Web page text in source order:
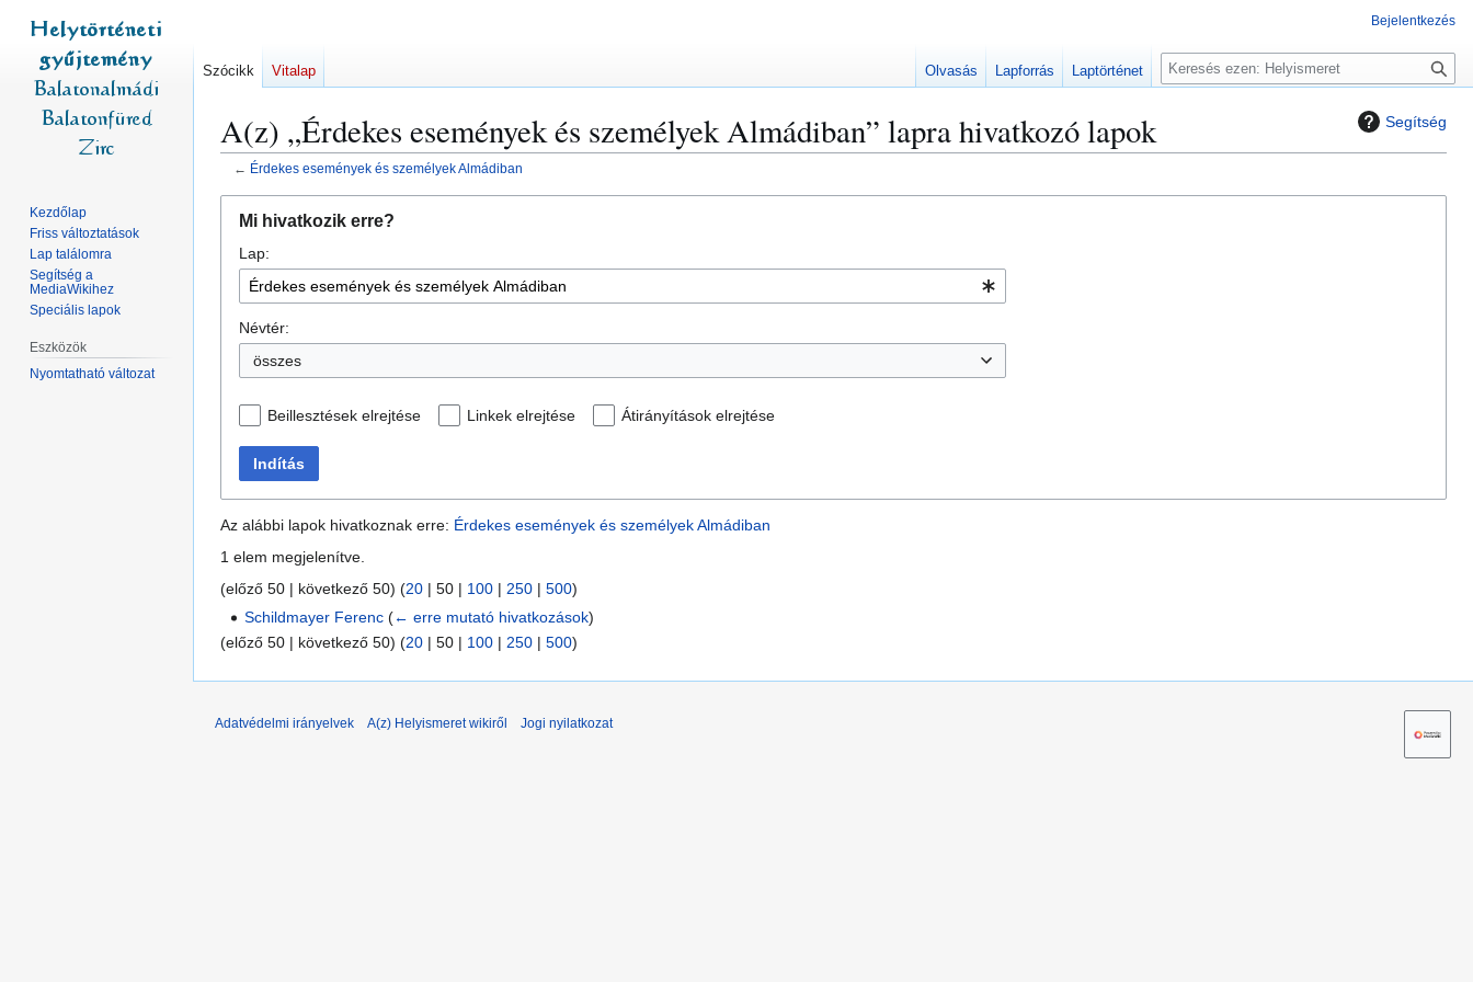
Segítség
A(z) „Érdekes események és személyek Almádiban” lapra hivatkozó lapok
← Érdekes események és személyek Almádiban
navigációhoz
kereséshez
Mi hivatkozik erre?
Lap:
Névtér:
összes
Beillesztések elrejtése Linkek elrejtése Átirányítások elrejtése
Indítás
Az alábbi lapok hivatkoznak erre: Érdekes események és személyek Almádiban
1 elem megjelenítve.
(előző 50 | következő 50) (20 | 50 | 100 | 250 | 500)
Schildmayer Ferenc (← erre mutató hivatkozások)
(előző 50 | következő 50) (20 | 50 | 100 | 250 | 500)
Bejelentkezés
Szócikk Vitalap Olvasás Lapforrás Laptörténet
K
e
s
Kezdőlap
Friss változtatások
Lap találomra
Segítség a
MediaWikihez
Speciális lapok
Eszközök
Nyomtatható változat
Adatvédelmi irányelvek A(z) Helyismeret wikiről Jogi nyilatkozat